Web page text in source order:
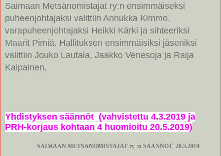
Saimaan Metsänomistajat ry:n ensimmäiseksi
puheenjohtajaksi valittiin Annukka Kimmo,
varapuheenjohtajaksi Heikki Kärki ja sihteeriksi
Maarit Pimiä. Hallituksen ensimmäisiksi jäseniksi
valittiin Jouko Lautala, Jaakko Venesoja ja Raija
Kaipainen.
Yhdistyksen säännöt (vahvistettu 4.3.2019 ja
PRH-korjaus kohtaan 4 huomioitu 20.5.2019)
SAIMAAN METSÄNOMISTAJAT ry :n SÄÄNNÖT 20.5.2019